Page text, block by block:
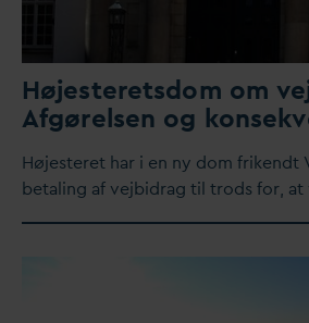
Højesteretsdom om
Afgørelsen og
Højesteret har i en ny dom
betaling af vejbidrag til trods for, at